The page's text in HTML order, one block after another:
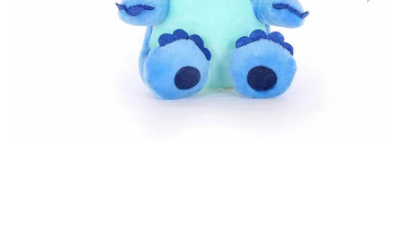
Tablite, Litere si Cifre